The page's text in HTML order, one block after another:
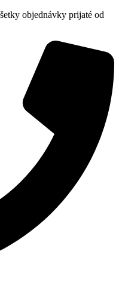
objednávky prijaté od